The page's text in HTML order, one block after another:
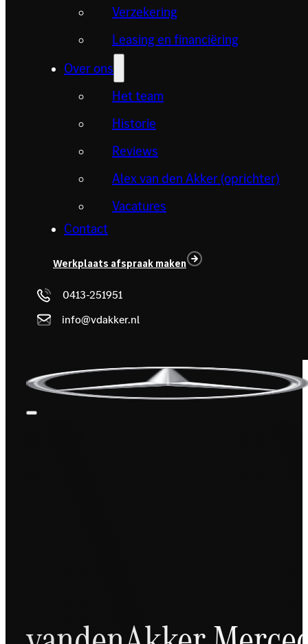
Verzekering
Leasing en financiëring
Over ons
Het team
Historie
Reviews
Alex van den Akker (oprichter)
Vacatures
Contact
Werkplaats afspraak maken
0413-251951
info@vdakker.nl